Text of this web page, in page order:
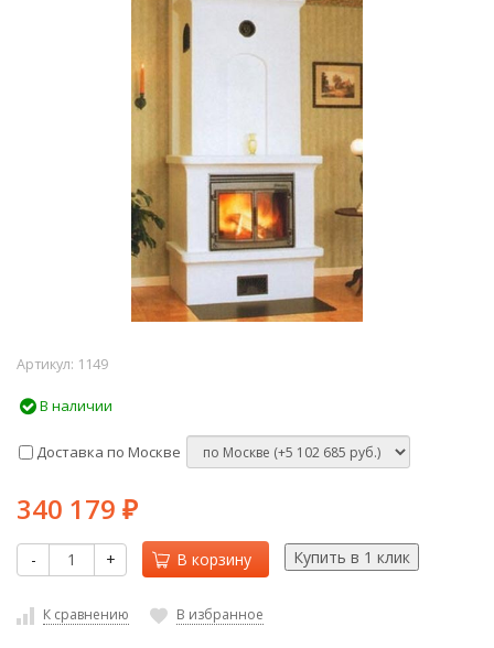
Артикул: 1149
В наличии
Доставка по Москве
340 179 ₽
- + В корзину
К сравнению В избранное